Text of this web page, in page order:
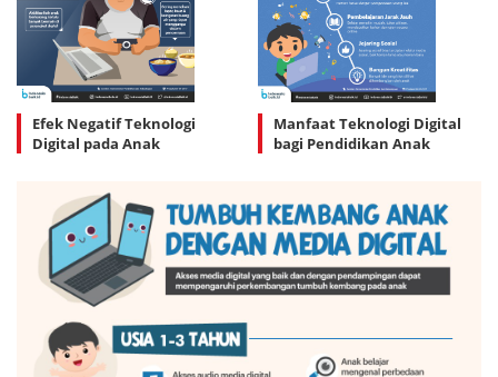
Efek Negatif Teknologi
Digital pada Anak
Manfaat Teknologi Digital
bagi Pendidikan Anak